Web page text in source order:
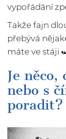
vypořádání
Takže fajn
přebývá
máte ve stáji
Je něco,
nebo s
poradit?